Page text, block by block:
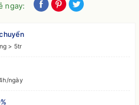
ngay:
> 5tr
ngày